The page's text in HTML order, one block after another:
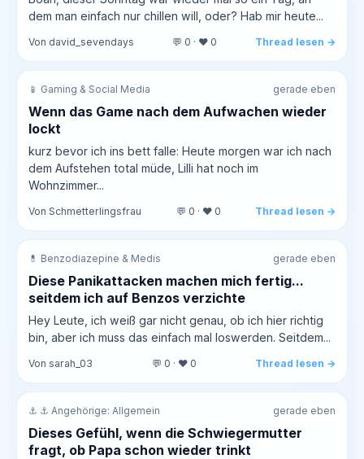
dem man einfach nur chillen will, oder? Hab mir heute...
Von david_sevendays 💬 0 · ❤️ 0 Thread lesen →
📱 Gaming & Social Media gerade eben
Wenn das Game nach dem Aufwachen wieder
lockt
kurz bevor ich ins bett falle: Heute morgen war ich nach
dem Aufstehen total müde, Lilli hat noch im
Wohnzimmer...
Von Schmetterlingsfrau 💬 0 · ❤️ 0 Thread lesen →
💊 Benzodiazepine & Medis gerade eben
Diese Panikattacken machen mich fertig...
seitdem ich auf Benzos verzichte
Hey Leute, ich weiß gar nicht genau, ob ich hier richtig
bin, aber ich muss das einfach mal loswerden. Seitdem...
Von sarah_03 💬 0 · ❤️ 0 Thread lesen →
⚓ ⚓ Angehörige: Allgemein gerade eben
Dieses Gefühl, wenn die Schwiegermutter
fragt, ob Papa schon wieder trinkt